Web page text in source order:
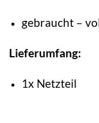
gebraucht –
Lieferumfang:
1x Netzteil